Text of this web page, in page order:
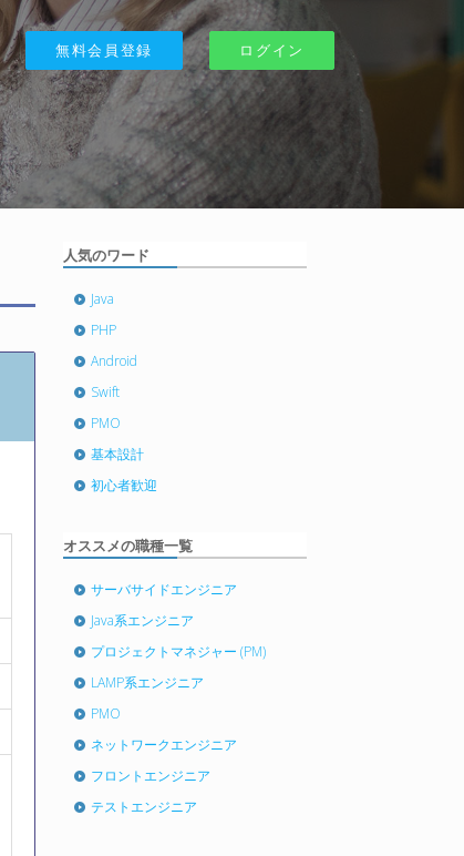
無料会員登録 ログイン
人気のワード
Java
PHP
Android
Swift
PMO
基本設計
初心者歓迎
オススメの職種一覧
サーバサイドエンジニア
Java系エンジニア
プロジェクトマネジャー (PM)
LAMP系エンジニア
PMO
ネットワークエンジニア
フロントエンジニア
テストエンジニア